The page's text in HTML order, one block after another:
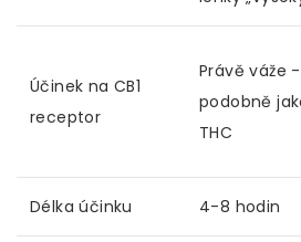
Účinek na CB1
receptor
Právě váže -
podobně
THC
Délka účinku 4-8 hodin